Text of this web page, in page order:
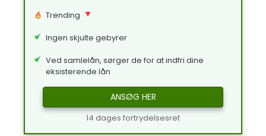
Trending
Ingen skjulte gebyrer
Ved samlelån, sørger de for at indfri dine
eksisterende lån
ANSØG HER
14 dages fortrydelsesret